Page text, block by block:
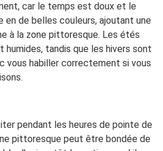
car le temps est doux et le
de belles couleurs, ajoutant une
à la zone pittoresque. Les étés
tandis que les hivers sont
vous habiller correctement si vous
pendant les heures de pointe de
pittoresque peut être bondée de